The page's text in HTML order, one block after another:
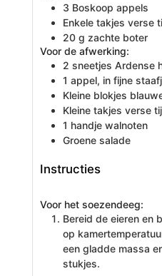
3 Boskoop appels
Enkele takjes verse
20 g zachte boter
Voor de afwerking:
2 sneetjes Ardense
1 appel, in fijne
Kleine blokjes
Kleine takjes verse
1 handje walnoten
Groene salade
Instructies
Voor het soezendeeg:
Bereid de eieren en
op
een gladde massa
stukjes.